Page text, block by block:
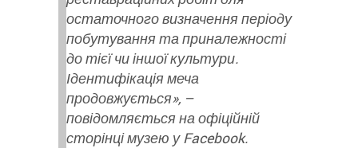
остаточного визначення періоду
побутування та приналежності
до тієї чи іншої культури.
Ідентифікація меча
продовжується», –
повідомляється на офіційній
сторінці музею у Facebook.